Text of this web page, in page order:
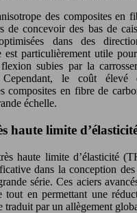
des composites en
de concevoir des bas de
dans des
est particulièrement utile
subies par la
Cependant, le coût
composites en fibre de
échelle.
haute limite
haute limite d’élasticité
dans la conception
série. Ces aciers
tout en permettant une
traduit par un allègement